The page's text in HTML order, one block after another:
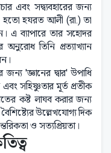
এবং সদ্ব্যবহারের জন্য
হতো হযরত আলী (রা.) তা
এ ব্যাপারে তার সহোদর
তিনি প্রত্যাখ্যান
জন্য 'জ্ঞানের দ্বার' উপাধি
সহিষ্ণুতার মূর্ত প্রতীক
কষ্ট লাঘব করার জন্য
উল্লেখযোগ্য দিক
ও সত্যপ্রিয়তা।